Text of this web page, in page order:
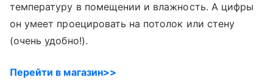
температуру в помещении и влажность. А цифры
он умеет проецировать на потолок или стену
(очень удобно!).
Перейти в магазин>>